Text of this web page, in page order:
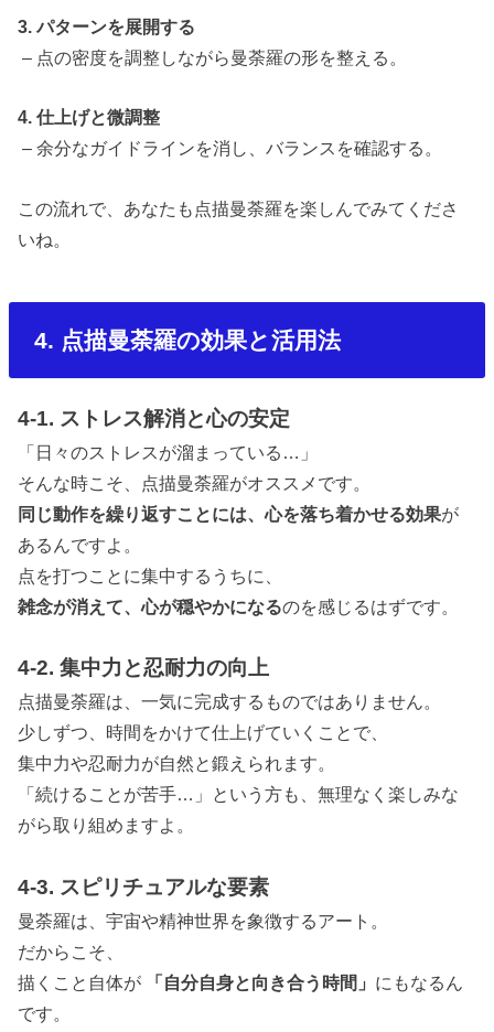
3. パターンを展開する
– 点の密度を調整しながら曼荼羅の形を整える。
4. 仕上げと微調整
– 余分なガイドラインを消し、バランスを確認する。
この流れで、あなたも点描曼荼羅を楽しんでみてくださ
いね。
4. 点描曼荼羅の効果と活用法
4-1. ストレス解消と心の安定
「日々のストレスが溜まっている…」
そんな時こそ、点描曼荼羅がオススメです。
同じ動作を繰り返すことには、心を落ち着かせる効果が
あるんですよ。
点を打つことに集中するうちに、
雑念が消えて、心が穏やかになるのを感じるはずです。
4-2. 集中力と忍耐力の向上
点描曼荼羅は、一気に完成するものではありません。
少しずつ、時間をかけて仕上げていくことで、
集中力や忍耐力が自然と鍛えられます。
「続けることが苦手…」という方も、無理なく楽しみな
がら取り組めますよ。
4-3. スピリチュアルな要素
曼荼羅は、宇宙や精神世界を象徴するアート。
だからこそ、
描くこと自体が
「自分自身と向き合う時間」 にもなるん
です。